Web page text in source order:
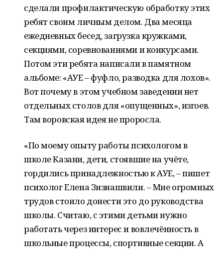
сделали профилактическую обработку этих
ребят своим личным делом. Два месяца
ежедневных бесед, загрузка кружками,
секциями, соревнованиями и конкурсами.
Потом эти ребята написали в памятном
альбоме: «АУЕ – фуфло, разводка для лохов».
Вот почему в этом учебном заведении нет
отдельных столов для «опущенных», изгоев.
Там воровская идея не проросла.
«По моему опыту работы психологом в
школе Казани, дети, стоявшие на учёте,
гордились принадлежностью к АУЕ, – пишет
психолог Елена Зизиашвили. – Мне огромных
трудов стоило донести это до руководства
школы. Считаю, с этими детьми нужно
работать через интерес и вовлечённость в
школьные процессы, спортивные секции. А